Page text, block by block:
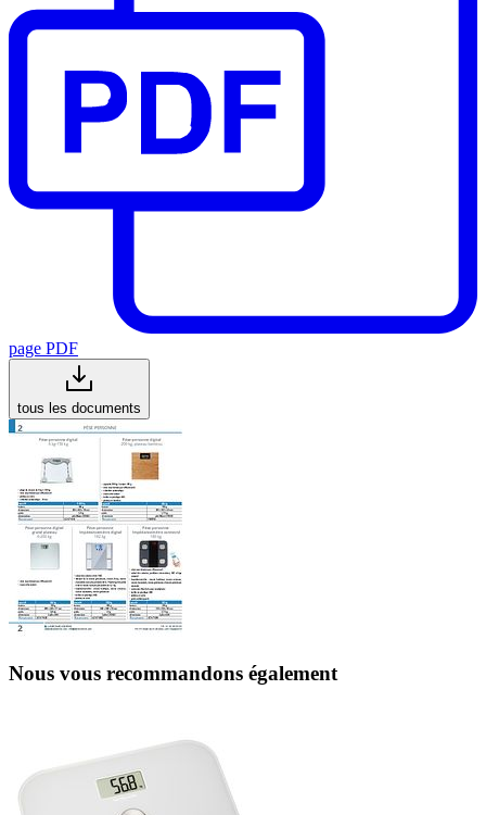
page PDF
tous les documents
Nous vous recommandons également